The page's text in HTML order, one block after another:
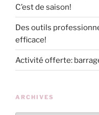
C’est de saison!
Des outils
efficace!
Activité offerte:
ARCHIVES